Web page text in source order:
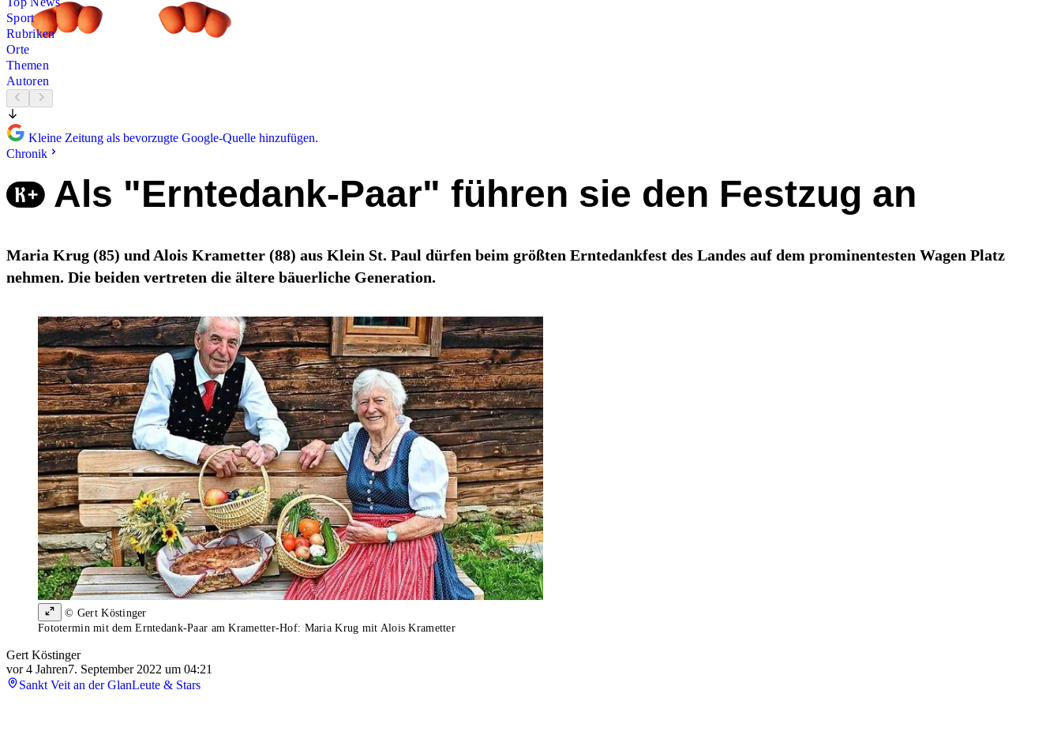
Sport
Rubriken
Orte
Themen
Autoren
Kleine Zeitung als bevorzugte Google-Quelle hinzufügen.
Chronik
Als "Erntedank-Paar" führen sie den Festzug an
Maria Krug (85) und Alois Krametter (88) aus Klein St. Paul dürfen beim größten Erntedankfest des Landes auf dem prominentesten Wagen Platz
nehmen. Die beiden vertreten die ältere bäuerliche Generation.
© Gert Köstinger
Fototermin mit dem Erntedank-Paar am Krametter-Hof: Maria Krug mit Alois Krametter
Gert Köstinger
vor 4 Jahren7. September 2022 um 04:21
Sankt Veit an der GlanLeute & Stars